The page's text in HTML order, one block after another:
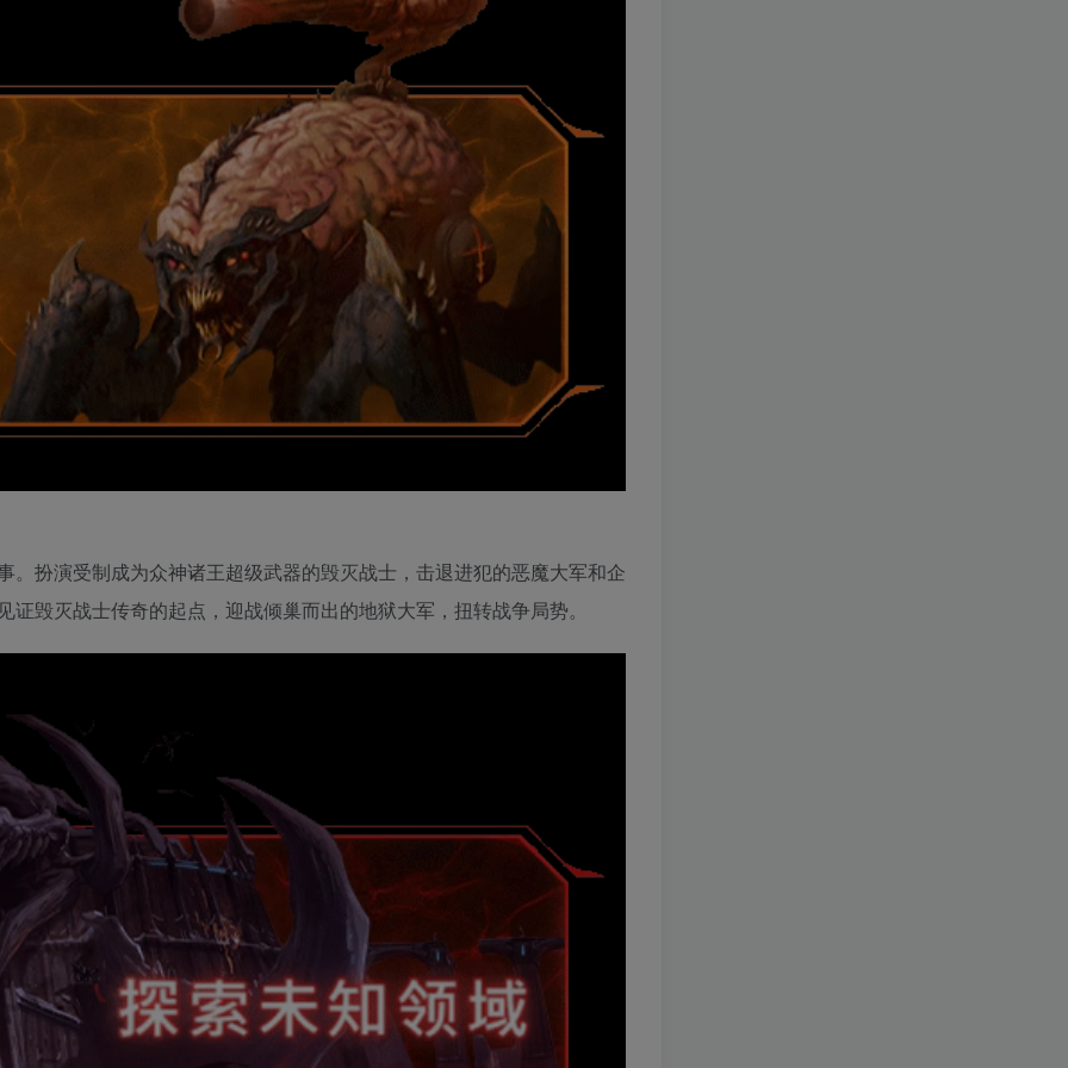
扮演受制成为众神诸王超级武器的毁灭战士，击退进犯的恶魔大军和企
毁灭战士传奇的起点，迎战倾巢而出的地狱大军，扭转战争局势。